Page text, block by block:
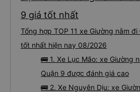
9 giá tốt nhất
Tổng hợp TOP 11 xe Giường nằm
tốt nhất hiện nay 08/2026
🚌 1. Xe Lục Mão: xe Giường
Quận 9 được đánh giá cao
🚌 2. Xe Nguyên Dịu: xe